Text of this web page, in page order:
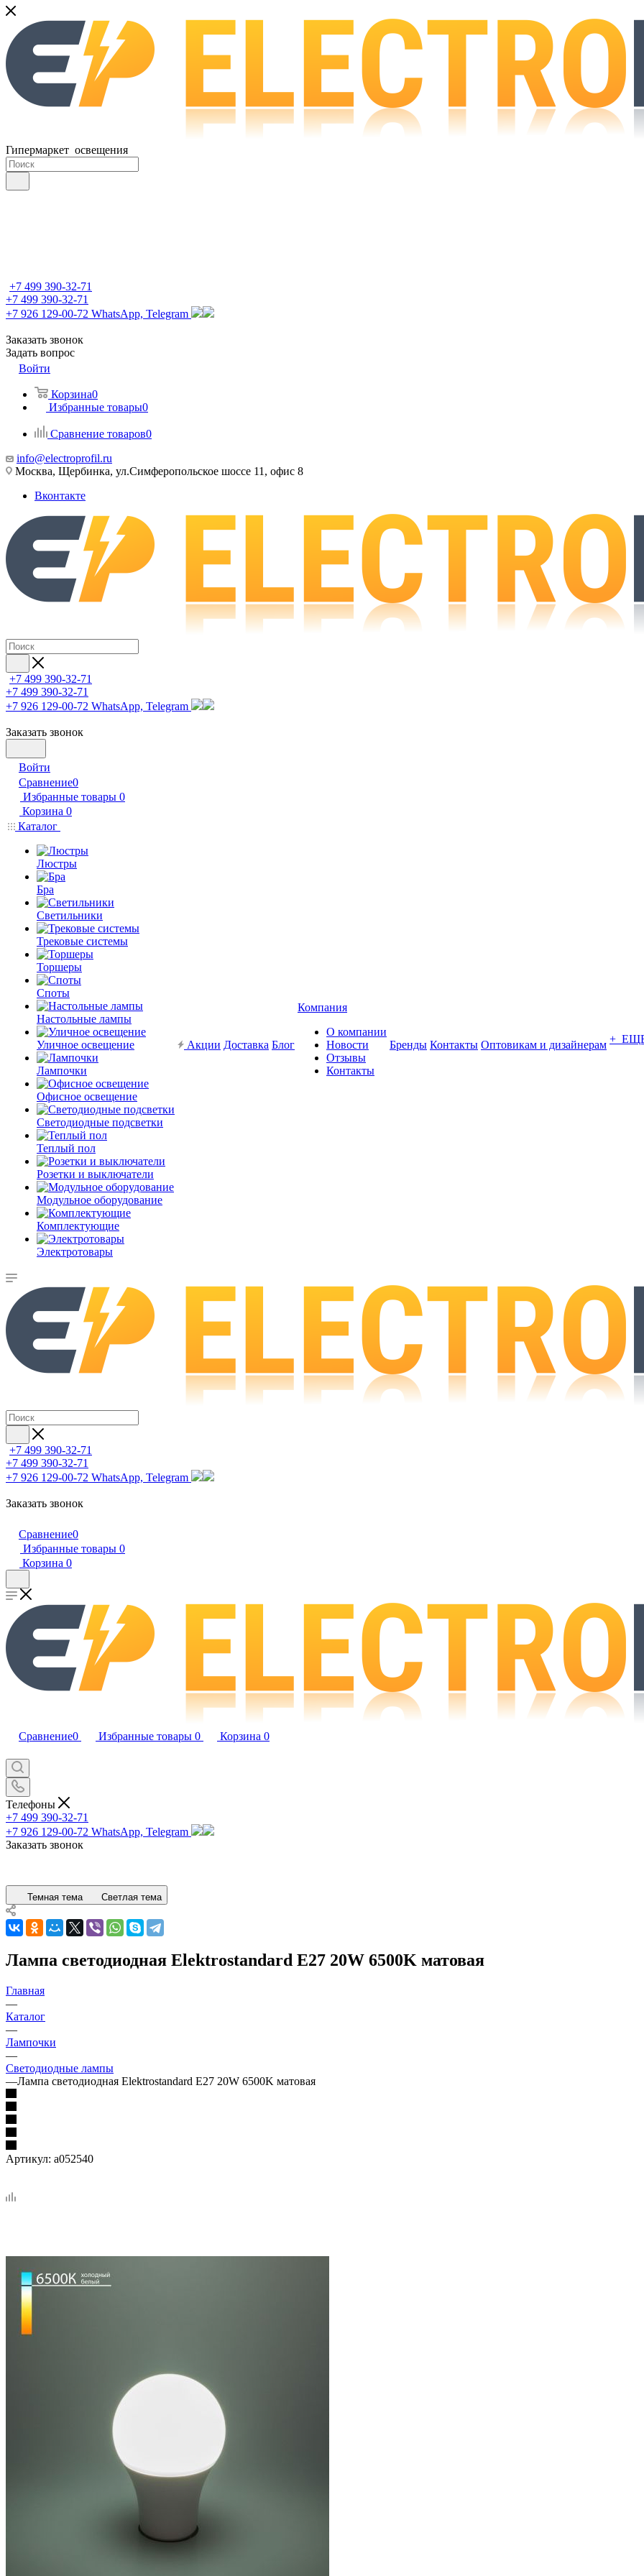
Гипермаркет освещения
+7 499 390-32-71
+7 499 390-32-71
+7 926 129-00-72 WhatsApp, Telegram
Заказать звонок
Задать вопрос
Войти
Корзина0
Избранные товары0
Сравнение товаров0
info@electroprofil.ru
Москва, Щербинка, ул.Симферопольское шоссе 11, офис 8
Вконтакте
+7 499 390-32-71
+7 499 390-32-71
+7 926 129-00-72 WhatsApp, Telegram
Заказать звонок
Войти
Сравнение0
Избранные товары 0
Корзина 0
Каталог
Люстры
Бра
Светильники
Трековые системы
Торшеры
Споты
Настольные лампы
Уличное освещение
Лампочки
Офисное освещение
Светодиодные подсветки
Теплый пол
Розетки и выключатели
Модульное оборудование
Комплектующие
Электротовары
Акции Доставка Блог
Компания
О компании
Новости
Отзывы
Контакты
Бренды Контакты Оптовикам и дизайнерам +
+7 499 390-32-71
+7 499 390-32-71
+7 926 129-00-72 WhatsApp, Telegram
Заказать звонок
Сравнение0
Избранные товары 0
Корзина 0
Сравнение0 Избранные товары 0 Корзина 0
Телефоны
+7 499 390-32-71
+7 926 129-00-72 WhatsApp, Telegram
Заказать звонок
Темная тема Светлая тема
Лампа светодиодная Elektrostandard E27 20W 6500K матовая
Главная
—
Каталог
—
Лампочки
—
Светодиодные лампы
—Лампа светодиодная Elektrostandard E27 20W 6500K матовая
Артикул: a052540